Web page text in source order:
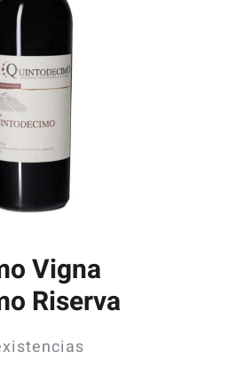
Vigna
Riserva